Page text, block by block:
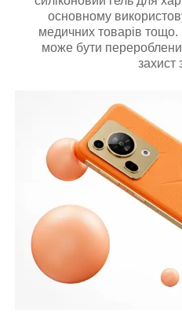
основному
медичних товарів тощо.
може бути
захист